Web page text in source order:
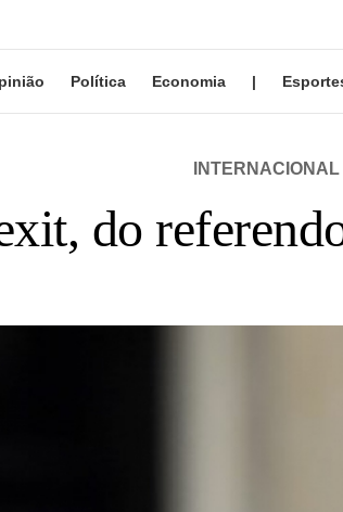
Política Economia |
INTERNACIONAL
do